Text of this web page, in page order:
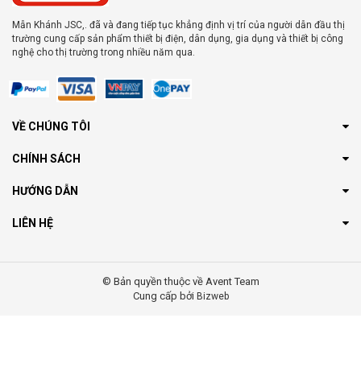
Mẫn Khánh JSC,. đã và đang tiếp tục khẳng định vị trí của người dẫn đầu thị
trường cung cấp sản phẩm thiết bị điện, dân dụng, gia dụng và thiết bị công
nghệ cho thị trường trong nhiều năm qua.
VỀ CHÚNG TÔI
CHÍNH SÁCH
HƯỚNG DẪN
LIÊN HỆ
© Bản quyền thuộc về Avent Team
Cung cấp bởi Bizweb